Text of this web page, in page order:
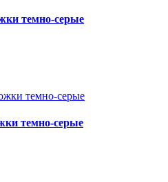
темно-серые
темно-серые